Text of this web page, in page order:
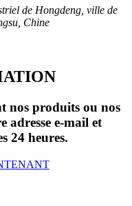
de Hongdeng, ville de
Chine
nos produits ou nos
adresse e-mail et
24 heures.